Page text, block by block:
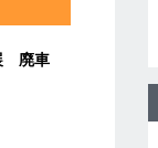
廃車